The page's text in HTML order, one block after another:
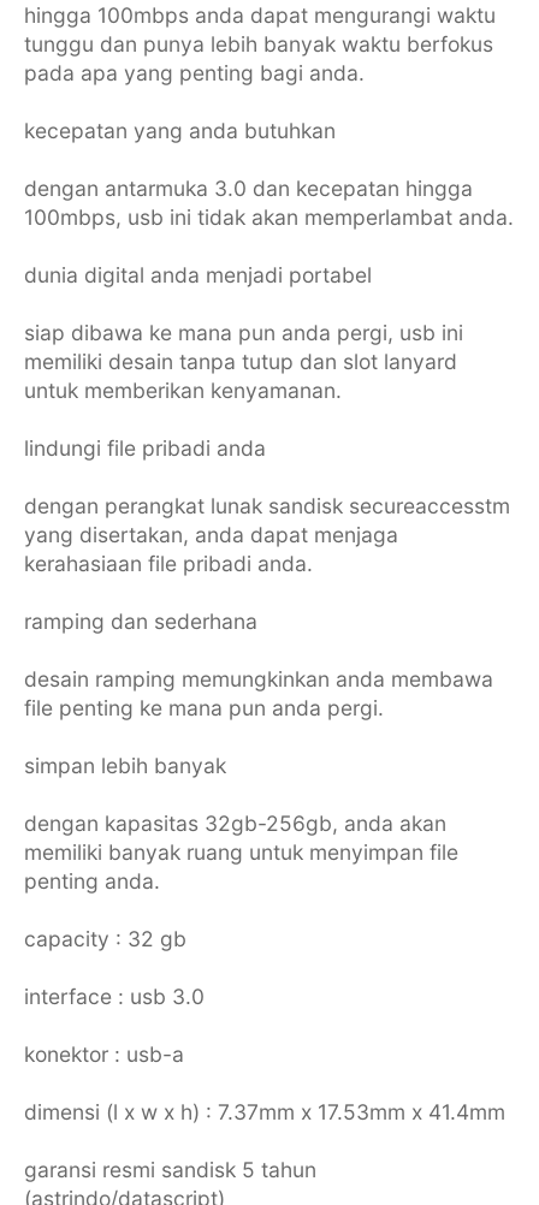
hingga 100mbps anda dapat mengurangi waktu
tunggu dan punya lebih banyak waktu berfokus
pada apa yang penting bagi anda.
kecepatan yang anda butuhkan
dengan antarmuka 3.0 dan kecepatan hingga
100mbps, usb ini tidak akan memperlambat anda.
dunia digital anda menjadi portabel
siap dibawa ke mana pun anda pergi, usb ini
memiliki desain tanpa tutup dan slot lanyard
untuk memberikan kenyamanan.
lindungi file pribadi anda
dengan perangkat lunak sandisk secureaccesstm
yang disertakan, anda dapat menjaga
kerahasiaan file pribadi anda.
ramping dan sederhana
desain ramping memungkinkan anda membawa
file penting ke mana pun anda pergi.
simpan lebih banyak
dengan kapasitas 32gb-256gb, anda akan
memiliki banyak ruang untuk menyimpan file
penting anda.
capacity : 32 gb
interface : usb 3.0
konektor : usb-a
dimensi (l x w x h) : 7.37mm x 17.53mm x 41.4mm
garansi resmi sandisk 5 tahun
(astrindo/datascript)